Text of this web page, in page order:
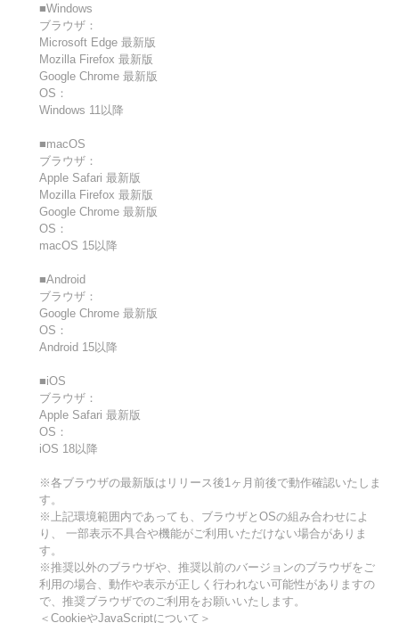
■Windows
ブラウザ：
Microsoft Edge 最新版
Mozilla Firefox 最新版
Google Chrome 最新版
OS：
Windows 11以降
■macOS
ブラウザ：
Apple Safari 最新版
Mozilla Firefox 最新版
Google Chrome 最新版
OS：
macOS 15以降
■Android
ブラウザ：
Google Chrome 最新版
OS：
Android 15以降
■iOS
ブラウザ：
Apple Safari 最新版
OS：
iOS 18以降
※各ブラウザの最新版はリリース後1ヶ月前後で動作確認いたしま
す。
※上記環境範囲内であっても、ブラウザとOSの組み合わせによ
り、 一部表示不具合や機能がご利用いただけない場合がありま
す。
※推奨以外のブラウザや、推奨以前のバージョンのブラウザをご
利用の場合、動作や表示が正しく行われない可能性がありますの
で、推奨ブラウザでのご利用をお願いいたします。
＜CookieやJavaScriptについて＞